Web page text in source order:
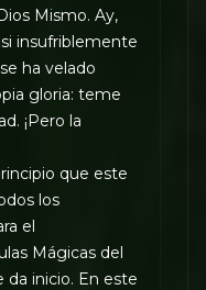
Mismo. Ay,
insufriblemente
ha velado
gloria: teme
¡Pero la
que este
los
el
Mágicas del
inicio. En este